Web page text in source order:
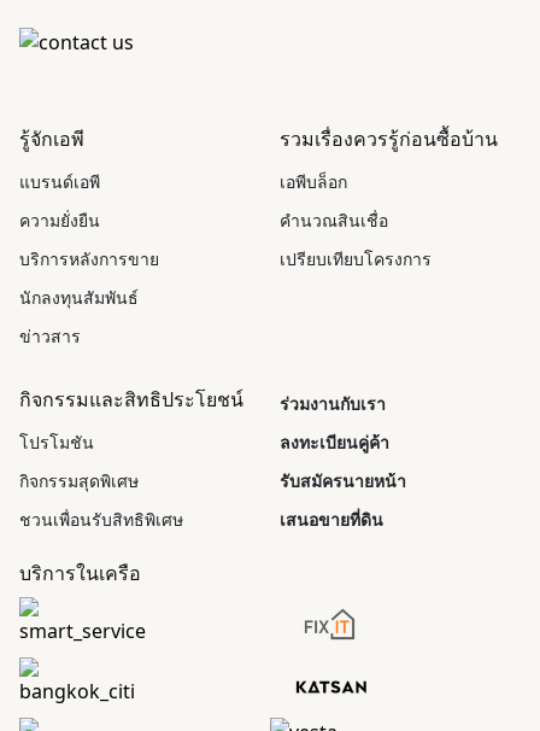
รู้จักเอพี
แบรนด์เอพี
ความยั่งยืน
บริการหลังการขาย
นักลงทุนสัมพันธ์
ข่าวสาร
รวมเรื่องควรรู้ก่อนซื้อบ้าน
เอพีบล็อก
คำนวณสินเชื่อ
เปรียบเทียบโครงการ
กิจกรรมและสิทธิประโยชน์
โปรโมชัน
กิจกรรมสุดพิเศษ
ชวนเพื่อนรับสิทธิพิเศษ
ร่วมงานกับเรา
ลงทะเบียนคู่ค้า
รับสมัครนายหน้า
เสนอขายที่ดิน
บริการในเครือ